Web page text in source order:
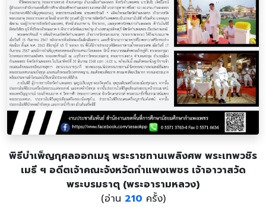
พิธีบำเพ็ญกุศลออกเมรุ พระราชทานเพลิงศพ พระเทพวชิร
เมธี ฯ อดีตเจ้าคณะจังหวัดกำแพงเพชร เจ้าอาวาสวัด
พระบรมธาตุ (พระอารามหลวง)
(อ่าน 210 ครั้ง)